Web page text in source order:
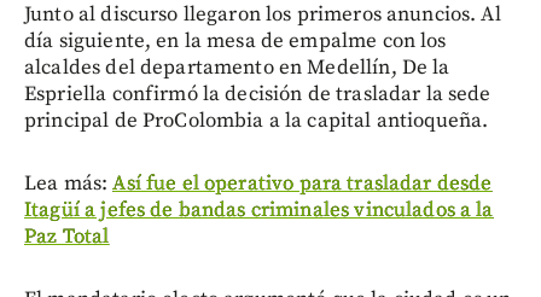
Junto al discurso llegaron los primeros anuncios. Al
día siguiente, en la mesa de empalme con los
alcaldes del departamento en Medellín, De la
Espriella confirmó la decisión de trasladar la sede
principal de ProColombia a la capital antioqueña.
Lea más:Así fue el operativo para trasladar desde
Itagüí a jefes de bandas criminales vinculados a la
Paz Total